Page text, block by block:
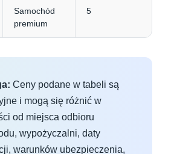
Samochód
premium
5
Ceny podane w tabeli są
i mogą się różnić w
od miejsca odbioru
wypożyczalni, daty
warunków ubezpieczenia,